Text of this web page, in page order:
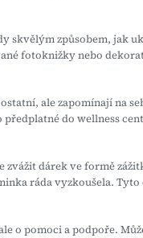
skvělým způsobem, jak
fotoknižky nebo
ale zapomínají na
do wellness
zvážit dárek ve formě
ráda vyzkoušela.
o pomoci a podpoře.